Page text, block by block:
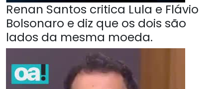
Renan Santos critica Lula e Flávio
Bolsonaro e diz que os dois são
lados da mesma moeda.